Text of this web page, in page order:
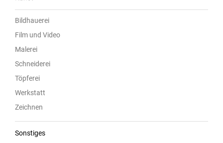
Bildhauerei
Film und Video
Malerei
Schneiderei
Töpferei
Werkstatt
Zeichnen
Sonstiges